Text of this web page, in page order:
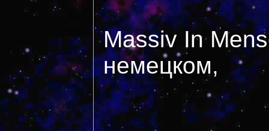
Massiv In
немецком,